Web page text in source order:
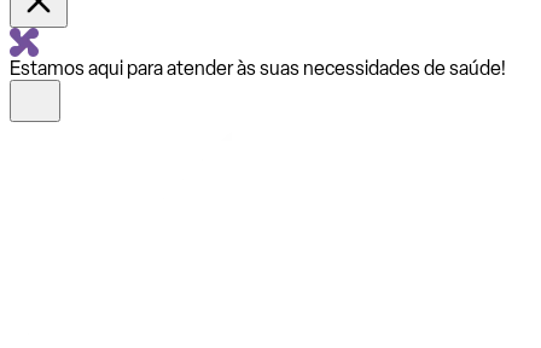
Estamos aqui para atender às suas necessidades de saúde!